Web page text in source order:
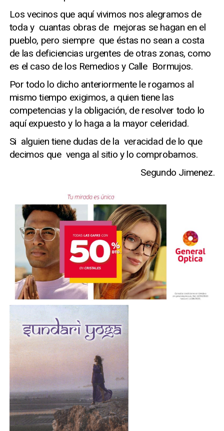
Los vecinos que aquí vivimos nos alegramos de
toda y cuantas obras de mejoras se hagan en el
pueblo, pero siempre que éstas no sean a costa
de las deficiencias urgentes de otras zonas, como
es el caso de los Remedios y Calle Bormujos.
Por todo lo dicho anteriormente le rogamos al
mismo tiempo exigimos, a quien tiene las
competencias y la obligación, de resolver todo lo
aquí expuesto y lo haga a la mayor celeridad.
Si alguien tiene dudas de la veracidad de lo que
decimos que venga al sitio y lo comprobamos.
Segundo Jimenez.